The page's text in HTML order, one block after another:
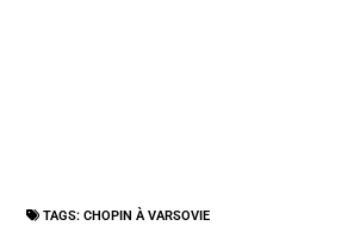
TAGS:CHOPIN À VARSOVIE